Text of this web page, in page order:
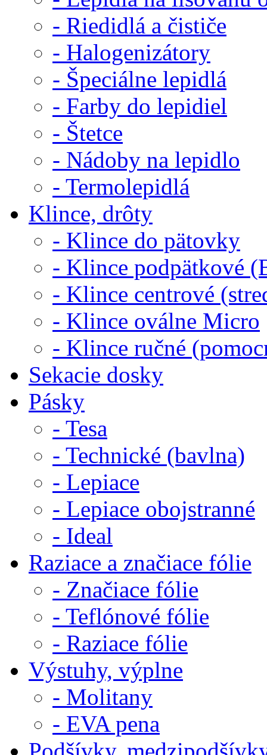
- Riedidlá a čističe
- Halogenizátory
- Špeciálne lepidlá
- Farby do lepidiel
- Štetce
- Nádoby na lepidlo
- Termolepidlá
Klince, drôty
- Klince do pätovky
- Klince podpätkové
- Klince centrové
- Klince oválne Micro
- Klince ručné
Sekacie dosky
Pásky
- Tesa
- Technické (bavlna)
- Lepiace
- Lepiace obojstranné
- Ideal
Raziace a značiace fólie
- Značiace fólie
- Teflónové fólie
- Raziace fólie
Výstuhy, výplne
- Molitany
- EVA pena